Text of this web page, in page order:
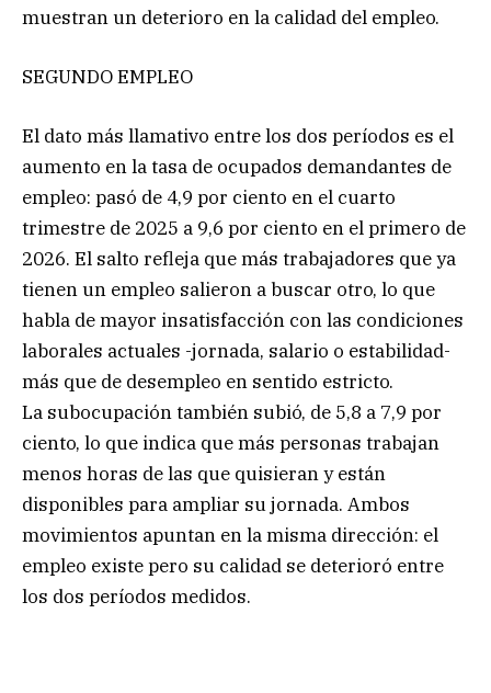
muestran un deterioro en la calidad del empleo.
SEGUNDO EMPLEO
El dato más llamativo entre los dos períodos es el
aumento en la tasa de ocupados demandantes de
empleo: pasó de 4,9 por ciento en el cuarto
trimestre de 2025 a 9,6 por ciento en el primero de
2026. El salto refleja que más trabajadores que ya
tienen un empleo salieron a buscar otro, lo que
habla de mayor insatisfacción con las condiciones
laborales actuales -jornada, salario o estabilidad-
más que de desempleo en sentido estricto.
La subocupación también subió, de 5,8 a 7,9 por
ciento, lo que indica que más personas trabajan
menos horas de las que quisieran y están
disponibles para ampliar su jornada. Ambos
movimientos apuntan en la misma dirección: el
empleo existe pero su calidad se deterioró entre
los dos períodos medidos.